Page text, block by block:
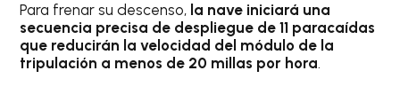
Para frenar su descenso, la nave iniciará una
secuencia precisa de despliegue de 11 paracaídas
que reducirán la velocidad del módulo de la
tripulación a menos de 20 millas por hora.